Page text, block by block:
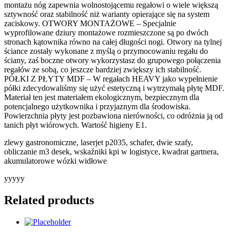
montażu nóg zapewnia wolnostojącemu regałowi o wiele większą
sztywność oraz stabilność niż warianty opierające się na system
zaciskowy. OTWORY MONTAŻOWE – Specjalnie
wyprofilowane dziury montażowe rozmieszczone są po dwóch
stronach kątownika równo na całej długości nogi. Otwory na tylnej
ściance zostały wykonane z myślą o przymocowaniu regału do
ściany, zaś boczne otwory wykorzystasz do grupowego połączenia
regałów ze sobą, co jeszcze bardziej zwiększy ich stabilność.
PÓŁKI Z PŁYTY MDF – W regałach HEAVY jako wypełnienie
półki zdecydowaliśmy się użyć estetyczną i wytrzymałą płytę MDF.
Materiał ten jest materiałem ekologicznym, bezpiecznym dla
potencjalnego użytkownika i przyjaznym dla środowiska.
Powierzchnia płyty jest pozbawiona nierówności, co odróżnia ją od
tanich płyt wiórowych. Wartość higieny E1.
zlewy gastronomiczne, laserjet p2035, schafer, dwie szafy,
obliczanie m3 desek, wskaźniki kpi w logistyce, kwadrat gartnera,
akumulatorowe wózki widłowe
yyyyy
Related products